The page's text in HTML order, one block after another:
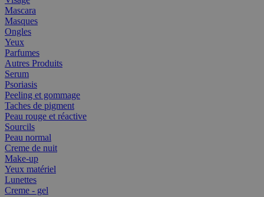
Mascara
Masques
Ongles
Yeux
Parfumes
Autres Produits
Serum
Psoriasis
Peeling et gommage
Taches de pigment
Peau rouge et réactive
Sourcils
Peau normal
Creme de nuit
Make-up
Yeux matériel
Lunettes
Creme - gel